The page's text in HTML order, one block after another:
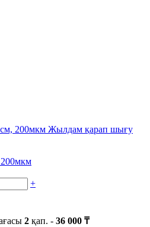
Жылдам қарап шығу
+
2 қап. - 36 000 ₸